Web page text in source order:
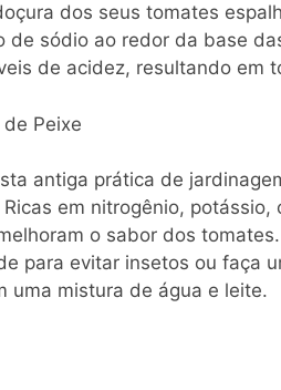
dos seus tomates
de sódio ao redor da base
de acidez, resultando em
Peixe
antiga prática de
em nitrogênio,
o sabor dos
para evitar insetos ou faça
uma mistura de água e leite.